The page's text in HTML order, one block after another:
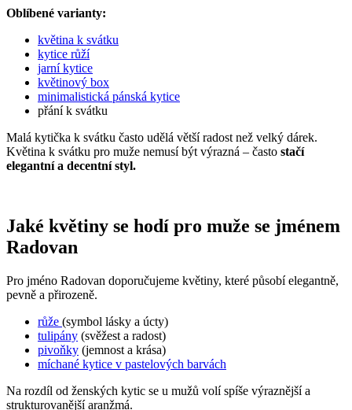
Oblíbené varianty:
květina k svátku
kytice růží
jarní kytice
květinový box
minimalistická pánská kytice
přání k svátku
Malá kytička k svátku často udělá větší radost než velký dárek.
Květina k svátku pro muže nemusí být výrazná – často stačí
elegantní a decentní styl.
Jaké květiny se hodí pro muže se jménem
Radovan
Pro jméno Radovan doporučujeme květiny, které působí elegantně,
pevně a přirozeně.
růže (symbol lásky a úcty)
tulipány (svěžest a radost)
pivoňky (jemnost a krása)
míchané kytice v pastelových barvách
Na rozdíl od ženských kytic se u mužů volí spíše výraznější a
strukturovanější aranžmá.